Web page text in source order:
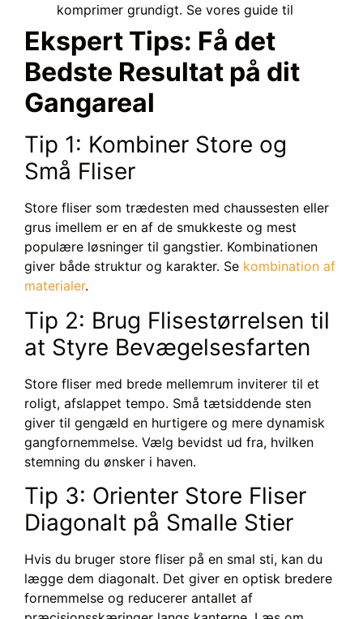
komprimer grundigt. Se vores guide til
Ekspert Tips: Få det
Bedste Resultat på dit
Gangareal
Tip 1: Kombiner Store og
Små Fliser
Store fliser som trædesten med chaussesten eller
grus imellem er en af de smukkeste og mest
populære løsninger til gangstier. Kombinationen
giver både struktur og karakter. Se kombination af
materialer.
Tip 2: Brug Flisestørrelsen til
at Styre Bevægelsesfarten
Store fliser med brede mellemrum inviterer til et
roligt, afslappet tempo. Små tætsiddende sten
giver til gengæld en hurtigere og mere dynamisk
gangfornemmelse. Vælg bevidst ud fra, hvilken
stemning du ønsker i haven.
Tip 3: Orienter Store Fliser
Diagonalt på Smalle Stier
Hvis du bruger store fliser på en smal sti, kan du
lægge dem diagonalt. Det giver en optisk bredere
fornemmelse og reducerer antallet af